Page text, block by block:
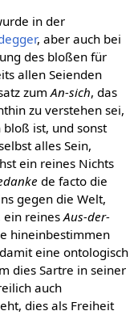
in der
, aber auch bei
des bloßen für
allen Seienden
zum An-sich, das
zu verstehen sei,
ist, und sonst
alles Sein,
ein reines Nichts
de facto die
gegen die Welt,
ein reines Aus-der-
hineinbestimmen
eine ontologisch
dies Sartre in seiner
auch
dies als Freiheit